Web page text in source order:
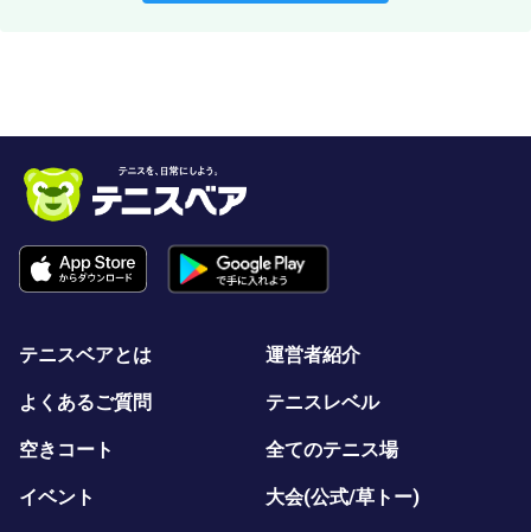
テニスベアとは 運営者紹介
よくあるご質問 テニスレベル
空きコート 全てのテニス場
イベント 大会(公式/草トー)